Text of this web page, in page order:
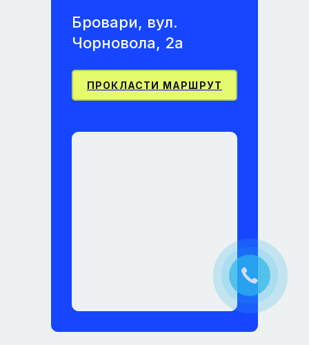
Бровари, вул.
Чорновола, 2а
ПРОКЛАСТИ МАРШРУТ